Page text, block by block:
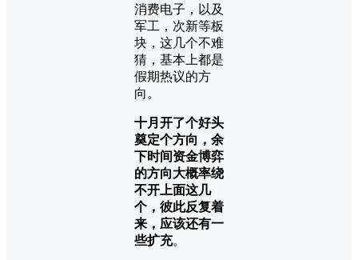
消费电子，以及
军工，次新等板
块，这几个不难
猜，基本上都是
假期热议的方
向。
十月开了个好头
奠定个方向，余
下时间资金博弈
的方向大概率绕
不开上面这几
个，彼此反复着
来，应该还有一
些扩充。